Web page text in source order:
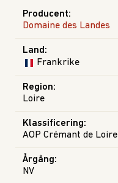
Producent:
Domaine des Landes
Land :
Frankrike
Region:
Loire
Klassificering:
AOP Crémant de Loire
Årgång:
NV